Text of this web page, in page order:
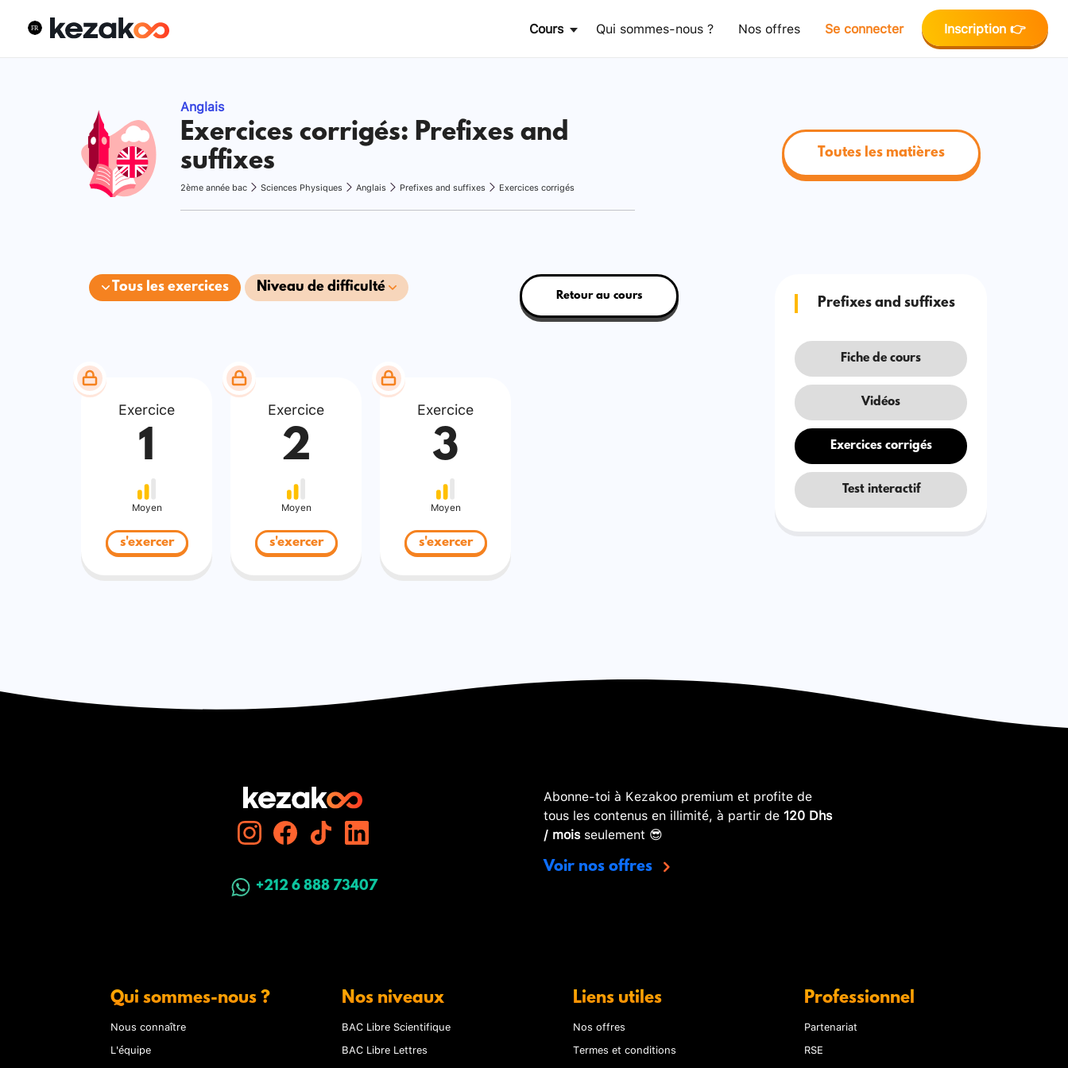
Cours Qui sommes-nous ? Nos offres Se connecter Inscription 👉
Anglais
Exercices corrigés: Prefixes and
suffixes
2ème année bac Sciences Physiques Anglais Prefixes and suffixes Exercices corrigés
Toutes les matières
Tous les exercices Niveau de difficulté
Retour au cours
Exercice
1
Moyen
s'exercer
Exercice
2
Moyen
s'exercer
Exercice
3
Moyen
s'exercer
Prefixes and suffixes
Fiche de cours
Vidéos
Exercices corrigés
Test interactif
+212 6 888 73407
Abonne-toi à Kezakoo premium et profite de
tous les contenus en illimité, à partir de 120 Dhs
/ moisseulement 😎
Voir nos offres
Qui sommes-nous ?
Nous connaître
L'équipe
Nos niveaux
BAC Libre Scientifique
BAC Libre Lettres
Liens utiles
Nos offres
Termes et conditions
Professionnel
Partenariat
RSE